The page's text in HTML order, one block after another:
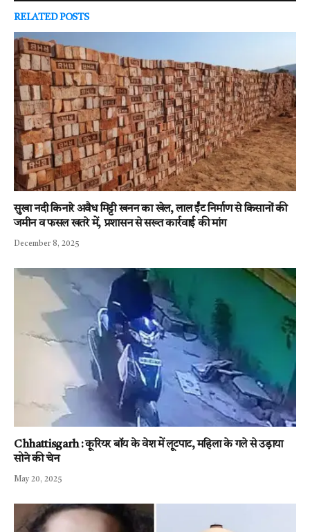
RELATEDPOSTS
सुखा नदी किनारे अवैध मिट्टी खनन का खेल, लाल ईंट निर्माण से किसानों की
जमीन व फसल खतरे में, प्रशासन से सख्त कार्रवाई की मांग
December 8, 2025
Chhattisgarh : कूरियर बॉय के वेश में लूटपाट, महिला के गले से उड़ाया
सोने की चेन
May 20, 2025